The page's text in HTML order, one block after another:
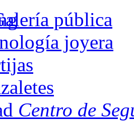
pública
joyera
Centro de